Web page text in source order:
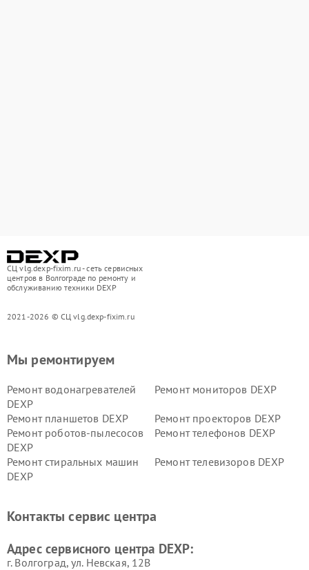
СЦ vlg.dexp-fixim.ru - сеть сервисных
центров в Волгограде по ремонту и
обслуживанию техники DEXP
2021-2026 © СЦ vlg.dexp-fixim.ru
Мы ремонтируем
Ремонт водонагревателей
DEXP
Ремонт мониторов DEXP
Ремонт планшетов DEXP
Ремонт проекторов DEXP
Ремонт роботов-пылесосов
DEXP
Ремонт телефонов DEXP
Ремонт стиральных машин
DEXP
Ремонт телевизоров DEXP
Ремонт серверов DEXP
Ремонт мини пк DEXP
Контакты сервис центра
Адрес сервисного центра DEXP:
г. Волгоград, ул. Невская, 12В